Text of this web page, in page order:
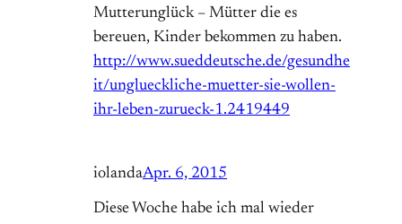
Mutterunglück – Mütter die es
bereuen, Kinder bekommen zu haben.
http://www.sueddeutsche.de/gesundhe
it/unglueckliche-muetter-sie-wollen-
ihr-leben-zurueck-1.2419449
iolandaApr. 6, 2015
Diese Woche habe ich mal wieder